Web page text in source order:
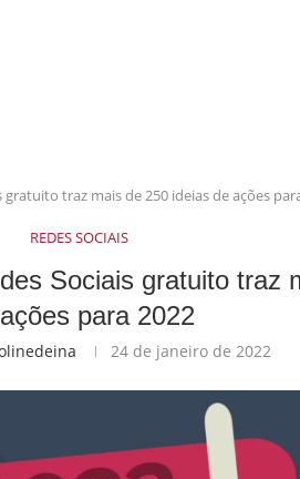
traz mais de 250 ideias de ações
REDES SOCIAIS
Sociais gratuito traz
para 2022
24 de janeiro de 2022